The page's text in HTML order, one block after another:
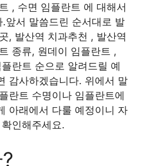
, 수면 임플란트 에 대해서
앞서 말씀드린 순서대로 발
, 발산역 치과추천 , 발산역
종류, 원데이 임플란트 ,
란트 순으로 알려드릴 예
감사하겠습니다. 위에서 말
란트 수명이나 임플란트에
아래에서 다룰 예정이니 자
인해주세요.